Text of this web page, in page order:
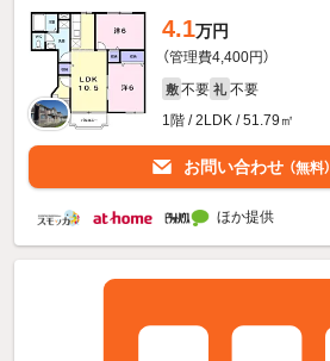
4.1万円
（管理費4,400円）
敷 不要 礼 不要
1階 / 2LDK / 51.79㎡
お問い合わせ （無料）
ほか提供